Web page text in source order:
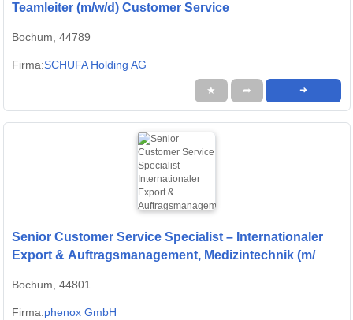
Teamleiter (m/w/d) Customer Service
Bochum, 44789
Firma:SCHUFA Holding AG
★ ➦ ➜
Senior Customer Service Specialist – Internationaler
Export & Auftragsmanagement, Medizintechnik (m/
Bochum, 44801
Firma:phenox GmbH